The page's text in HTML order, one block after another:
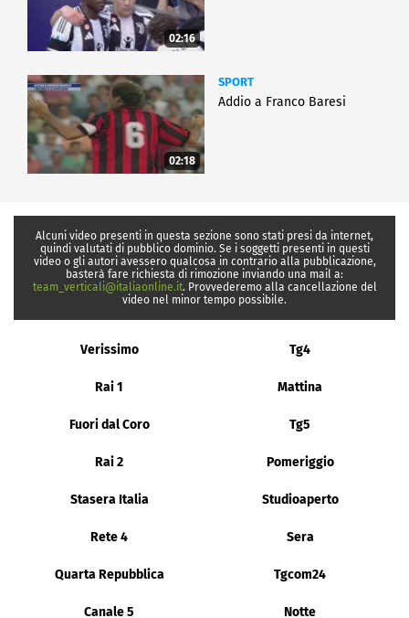
02:16
02:18
SPORT
Addio a Franco Baresi
Alcuni video presenti in questa sezione sono stati presi da internet,
quindi valutati di pubblico dominio. Se i soggetti presenti in questi
video o gli autori avessero qualcosa in contrario alla pubblicazione,
basterà fare richiesta di rimozione inviando una mail a:
team_verticali@italiaonline.it. Provvederemo alla cancellazione del
video nel minor tempo possibile.
Verissimo Tg4
Rai 1 Mattina
Fuori dal Coro Tg5
Rai 2 Pomeriggio
Stasera Italia Studioaperto
Rete 4 Sera
Quarta Repubblica Tgcom24
Canale 5 Notte